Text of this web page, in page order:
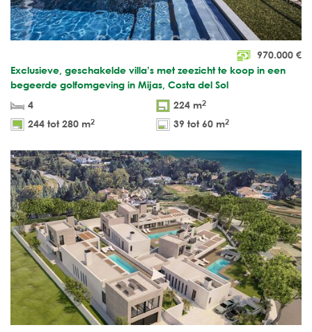
970.000 €
Exclusieve, geschakelde villa’s met zeezicht te koop in een
begeerde golfomgeving in Mijas, Costa del Sol
4
224 m2
244 tot 280 m2 39 tot 60 m2